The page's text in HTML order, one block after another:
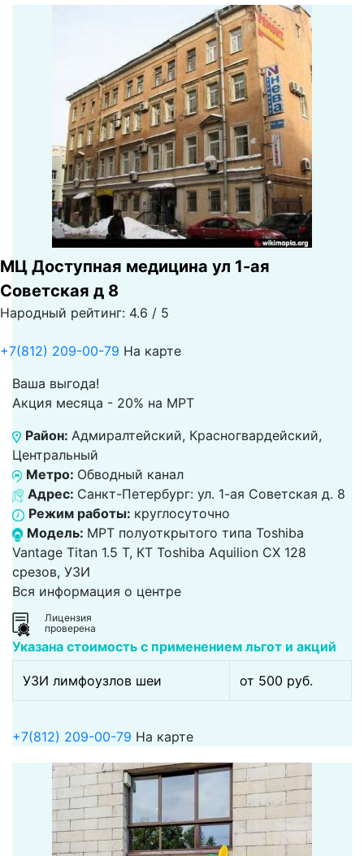
МЦ Доступная медицина ул 1-ая
Советская д 8
Народный рейтинг: 4.6 / 5
+7(812) 209-00-79 На карте
Ваша выгода!
Акция месяца - 20% на МРТ
Район: Адмиралтейский, Красногвардейский,
Центральный
Метро: Обводный канал
Адрес: Санкт-Петербург: ул. 1-ая Советская д. 8
Режим работы: круглосуточно
Модель: МРТ полуоткрытого типа Toshiba
Vantage Titan 1.5 Т, КТ Toshiba Aquilion CX 128
срезов, УЗИ
Вся информация о центре
Лицензия
проверена
Указана стоимость с применением льгот и акций
УЗИ лимфоузлов шеи от 500 pуб.
+7(812) 209-00-79 На карте